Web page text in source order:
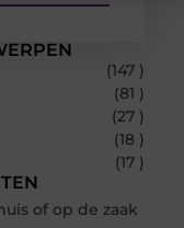
(147 )
(81 )
(27 )
(18 )
(17 )
of op de zaak